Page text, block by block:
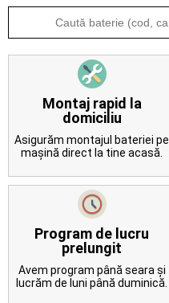
Despre
Contact
Montaj rapid la
domiciliu
Asigurăm montajul bateriei pe
mașină direct la tine acasă.
Program de lucru
prelungit
Avem program până seara și
lucrăm de luni până duminică.